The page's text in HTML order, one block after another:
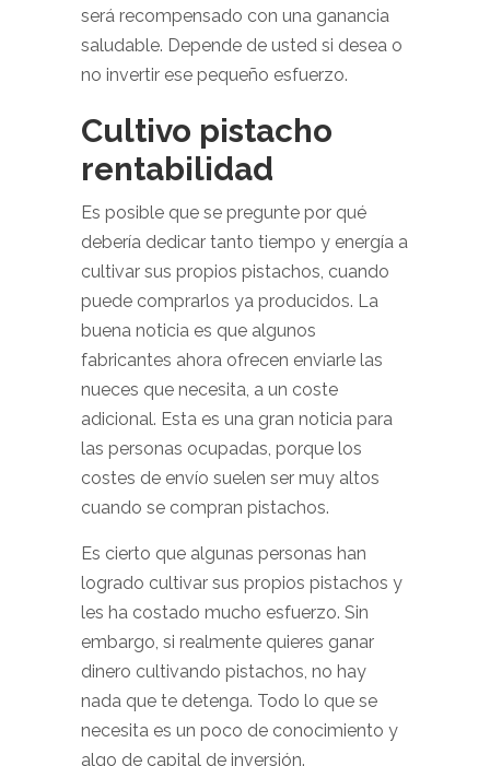
será recompensado con una ganancia
saludable. Depende de usted si desea o
no invertir ese pequeño esfuerzo.
Cultivo pistacho
rentabilidad
Es posible que se pregunte por qué
debería dedicar tanto tiempo y energía a
cultivar sus propios pistachos, cuando
puede comprarlos ya producidos. La
buena noticia es que algunos
fabricantes ahora ofrecen enviarle las
nueces que necesita, a un coste
adicional. Esta es una gran noticia para
las personas ocupadas, porque los
costes de envío suelen ser muy altos
cuando se compran pistachos.
Es cierto que algunas personas han
logrado cultivar sus propios pistachos y
les ha costado mucho esfuerzo. Sin
embargo, si realmente quieres ganar
dinero cultivando pistachos, no hay
nada que te detenga. Todo lo que se
necesita es un poco de conocimiento y
algo de capital de inversión.